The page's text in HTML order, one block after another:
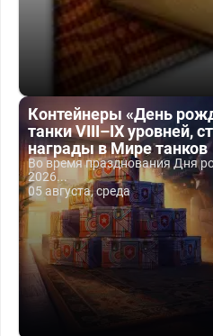
Контейнеры «День
танки VIII–IX уровней,
награды в Мире танков
Во время празднования Дня
2026...
05 августа, среда